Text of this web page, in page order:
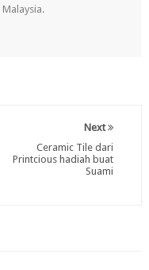
Next
Ceramic Tile dari
Printcious hadiah buat
Suami